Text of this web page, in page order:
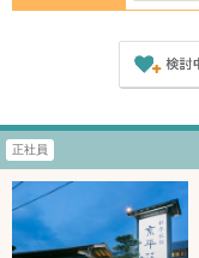
正社員